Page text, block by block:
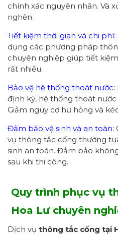
chính xác nguyên nhân. Và
nghẽn.
Tiết kiệm thời gian và chi phí:
dụng các phương pháp
chuyên nghiệp giúp tiết
rất nhiều.
Bảo vệ hệ thống thoát nước:
định kỳ, hệ thống thoát
Giảm nguy cơ hư hỏng và
Đảm bảo vệ sinh và an toàn:
vụ thông tắc cống thường
sinh an toàn. Đảm bảo
sau khi thi công.
Quy trình phục vụ
Hoa Lư chuyên
Dịch vụ thông tắc cống tại